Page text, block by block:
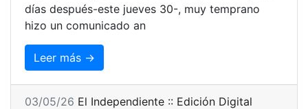
días después-este jueves 30-, muy temprano
hizo un comunicado an
Leer más →
03/05/26 El Independiente :: Edición Digital